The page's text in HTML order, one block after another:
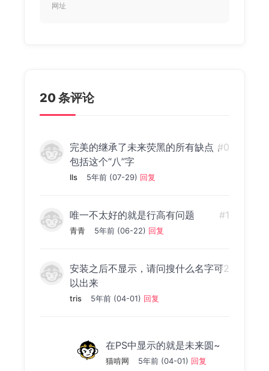
网址
20 条评论
完美的继承了未来荧黑的所有缺点，
包括这个“八”字
lls 5年前 (07-29) 回复
#0
唯一不太好的就是行高有问题
青青 5年前 (06-22) 回复
#1
安装之后不显示，请问搜什么名字可
以出来
tris 5年前 (04-01) 回复
#2
在PS中显示的就是未来圆~
猫啃网 5年前 (04-01) 回复